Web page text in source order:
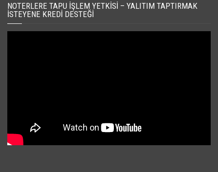
NOTERLERE TAPU İŞLEM YETKISI – YALITIM TAPTIRMAK
İSTEYENE KREDI DESTEĞI